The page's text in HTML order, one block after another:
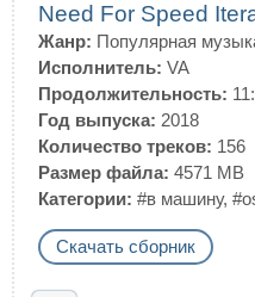
Need For Speed
Жанр: Популярная
Исполнитель: VA
Продолжительность:
Год выпуска: 2018
Количество треков: 156
Размер файла: 4571 MB
Категории: #в машину,
Скачать сборник